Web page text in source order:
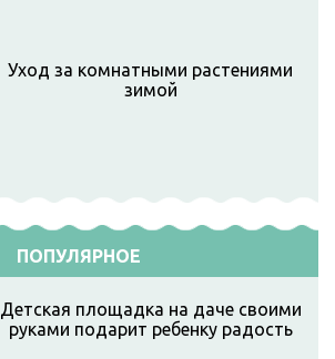
Уход за комнатными растениями
зимой
ПОПУЛЯРНОЕ
Детская площадка на даче своими
руками подарит ребенку радость